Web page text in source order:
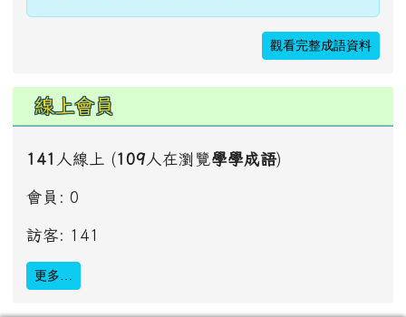
觀看完整成語資料
線上會員
141 人線上 (109 人在瀏覽學學成語)
會員: 0
訪客: 141
更多…